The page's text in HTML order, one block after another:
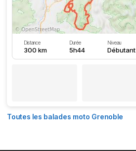
Distance
300 km
Durée
5h44
Niveau
Débutant
Toutes les balades moto Grenoble